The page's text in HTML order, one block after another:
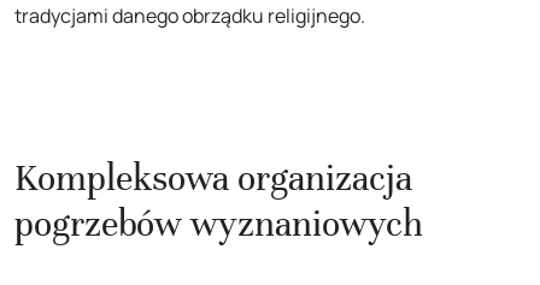
tradycjami danego obrządku religijnego.
Kompleksowa organizacja
pogrzebów wyznaniowych